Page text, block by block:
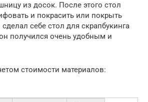
из досок. После этого стол
и покрасить или покрыть
себе стол для скрапбукинга
получился очень удобным и
стоимости материалов: